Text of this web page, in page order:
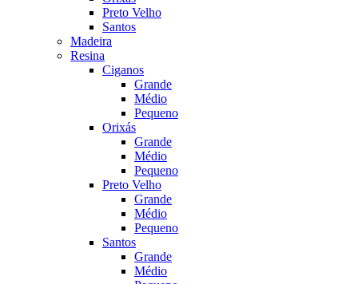
Preto Velho
Santos
Madeira
Resina
Ciganos
Grande
Médio
Pequeno
Orixás
Grande
Médio
Pequeno
Preto Velho
Grande
Médio
Pequeno
Santos
Grande
Médio